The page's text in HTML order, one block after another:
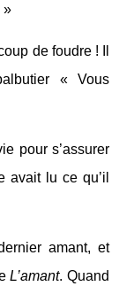
»
de foudre ! Il
« Vous
pour s’assurer
avait lu ce qu’il
amant, et
L’amant. Quand